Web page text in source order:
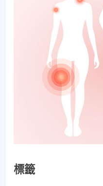
標籤